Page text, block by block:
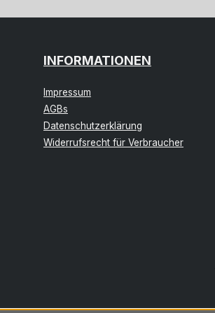
INFORMATIONEN
Impressum
AGBs
Datenschutzerklärung
Widerrufsrecht für Verbraucher